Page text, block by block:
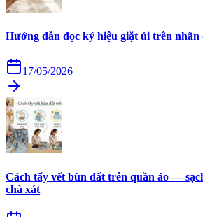
Hướng dẫn đọc ký hiệu giặt ủi trên nhãn
17/05/2026
Cách tẩy vết bùn đất trên quần áo —
chà xát